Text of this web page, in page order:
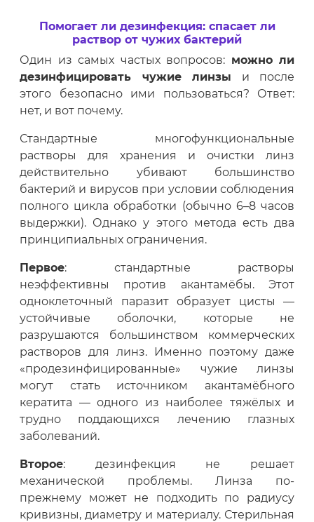
Помогает ли дезинфекция: спасает ли
раствор от чужих бактерий
Один из самых частых вопросов: можно ли
дезинфицировать чужие линзы и после
этого безопасно ими пользоваться? Ответ:
нет, и вот почему.
Стандартные многофункциональные
растворы для хранения и очистки линз
действительно убивают большинство
бактерий и вирусов при условии соблюдения
полного цикла обработки (обычно 6–8 часов
выдержки). Однако у этого метода есть два
принципиальных ограничения.
Первое: стандартные растворы
неэффективны против акантамёбы. Этот
одноклеточный паразит образует цисты —
устойчивые оболочки, которые не
разрушаются большинством коммерческих
растворов для линз. Именно поэтому даже
«продезинфицированные» чужие линзы
могут стать источником акантамёбного
кератита — одного из наиболее тяжёлых и
трудно поддающихся лечению глазных
заболеваний.
Второе: дезинфекция не решает
механической проблемы. Линза по-
прежнему может не подходить по радиусу
кривизны, диаметру и материалу. Стерильная